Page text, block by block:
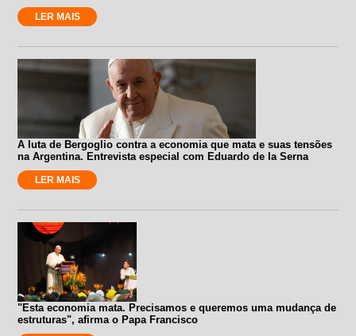
LER MAIS
A luta de Bergoglio contra a economia que mata e suas tensões
na Argentina. Entrevista especial com Eduardo de la Serna
LER MAIS
"Esta economia mata. Precisamos e queremos uma mudança de
estruturas", afirma o Papa Francisco